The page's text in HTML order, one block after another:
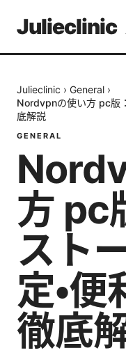
Julieclinic
Julieclinic › General ›
Nordvpnの使い方 pc版
底解説
GENERAL
方 pc
スト
定・
徹底